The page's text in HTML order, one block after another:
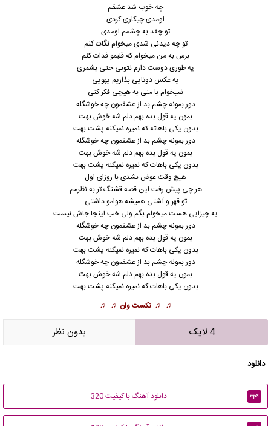
چه خوب شد عشقم
اومدی چیکاری کردی
تو چقد به چشمم اومدی
تو چه دیدنی شدی میخوام نگات کنم
برس به من میخوام که قلبمو فدات کنم
یه طوری دوست دارم نتونی حتی بشمری
یه عکس دوتایی بذاریم یهویی
نمیخوام با منی به هیچی فکر کنی
دور بمونه چشم بد از عشقمون چه خوشگله
بمون یه قول بده بهم دلم شه خوش بهت
بدون یکی باهاته که نمیره نمیکنه پشت بهت
دور بمونه چشم بد از عشقمون چه خوشگله
بمون یه قول بده بهم دلم شه خوش بهت
بدون یکی باهات که نمیره نمیکنه پشت بهت
هیچ وقت عوض نشدی با روزای اول
هر چی پیش رفت این قصه قشنگ تر به نظرمم
تو قهر و آشتی همیشه هوامو داشتی
یه چیزایی هست میخوام بگم ولی خب اینجا جاش نیست
دور بمونه چشم بد از عشقمون چه خوشگله
بمون یه قول بده بهم دلم شه خوش بهت
بدون یکی باهات که نمیره نمیکنه پشت بهت
دور بمونه چشم بد از عشقمون چه خوشگله
بمون یه قول بده بهم دلم شه خوش بهت
بدون یکی باهات که نمیره نمیکنه پشت بهت
♫ ♫ نکست وان ♫ ♫
4 لایک بدون نظر
دانلود
mp3 دانلود آهنگ با کیفیت 320